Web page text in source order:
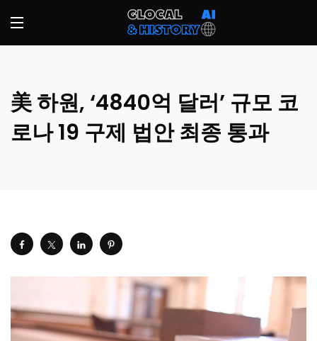
美 하원, ‘4840억 달러’ 규모 코
로나 19 구제 법안 최종 통과